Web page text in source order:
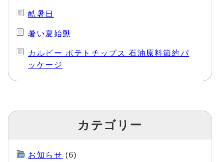
酷暑日
暑い夏始動
カルビー ポテトチップス 石油原料節約パ
ッケージ
カテゴリー
お知らせ (6)